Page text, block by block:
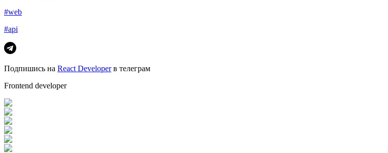
#web
#api
Подпишись на React Developerв телеграм
Frontend developer